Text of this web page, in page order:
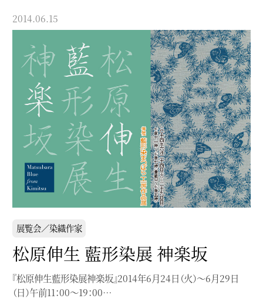
2014.06.15
展覧会／染織作家
松原伸生 藍形染展 神楽坂
『松原伸生藍形染展神楽坂』2014年6月24日（火）～6月29日
（日）午前11：00～19：00…